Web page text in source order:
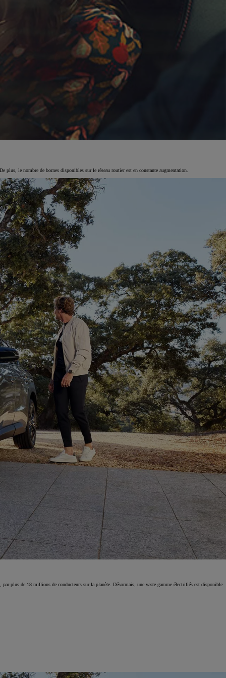
le nombre de bornes disponibles sur le réseau routier est en constante augmentation.
plus de 18 millions de conducteurs sur la planète. Désormais, une vaste gamme électrifiés est disponible